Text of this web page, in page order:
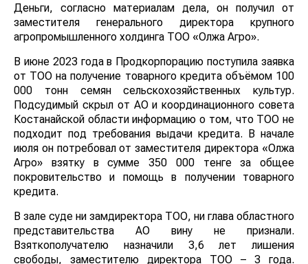
Деньги, согласно материалам дела, он получил от
заместителя генерального директора крупного
агропромышленного холдинга ТОО «Олжа Агро».
В июне 2023 года в Продкорпорацию поступила заявка
от ТОО на получение товарного кредита объёмом 100
000 тонн семян сельскохозяйственных культур.
Подсудимый скрыл от АО и координационного совета
Костанайской области информацию о том, что ТОО не
подходит под требования выдачи кредита. В начале
июля он потребовал от заместителя директора «Олжа
Агро» взятку в сумме 350 000 тенге за общее
покровительство и помощь в получении товарного
кредита.
В зале суде ни замдиректора ТОО, ни глава областного
представительства АО вину не признали.
Взяткополучателю назначили 3,6 лет лишения
свободы, заместителю директора ТОО – 3 года.